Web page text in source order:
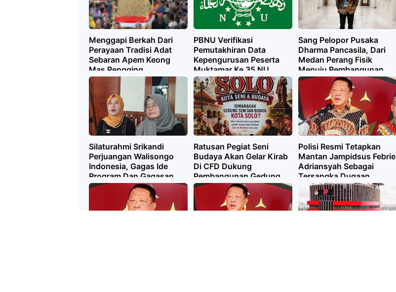
Menggapi Berkah Dari
Perayaan Tradisi Adat
Sebaran Apem Keong
Mas Pengging
PBNU Verifikasi
Pemutakhiran Data
Kepengurusan Peserta
Muktamar Ke 35 NU
Sang Pelopor Pusaka
Dharma Pancasila, Dari
Medan Perang Fisik
Menuju Pembangunan
Kualitas Manusia
Silaturahmi Srikandi
Perjuangan Walisongo
Indonesia, Gagas Ide
Program Dan Gagasan
Ratusan Pegiat Seni
Budaya Akan Gelar Kirab
Di CFD Dukung
Pembangunan Gedung
Kesenian
Polisi Resmi Tetapkan
Mantan Jampidsus Febrie
Adriansyah Sebagai
Tersangka Dugaan
Korupsi TPPU